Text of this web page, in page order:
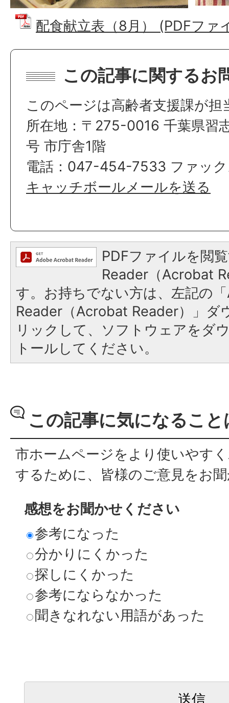
配食献立表（8月） (PDFファ
この記事に関するお
このページは高齢者支援課が担
所在地：〒275-0016 千葉県習
号 市庁舎1階
電話：047-454-7533 ファッ
キャッチボールメールを送る
PDFファイルを閲
Reader（Acrobat
す。お持ちでない方は、左記の
Reader（Acrobat Reader）」ダ
リックして、ソフトウェアをダ
トールしてください。
この記事に気になるこ
市ホームページをより使いやす
するために、皆様のご意見をお
感想をお聞かせください
参考になった
分かりにくかった
探しにくかった
参考にならなかった
聞きなれない用語があった